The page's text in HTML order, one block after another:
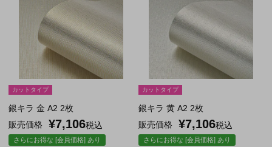
カットタイプ
銀キラ 金 A2 2枚
販売価格
¥7,106税込
さらにお得な [会員価格] あり
カットタイプ
銀キラ 黄 A2 2枚
販売価格
¥7,106税込
さらにお得な [会員価格] あり